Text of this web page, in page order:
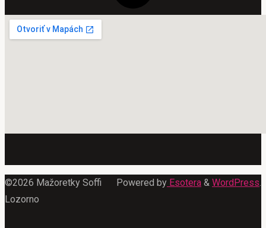
Powered by Esotera & WordPress
©2026 Mažoretky Soffi
Lozorno